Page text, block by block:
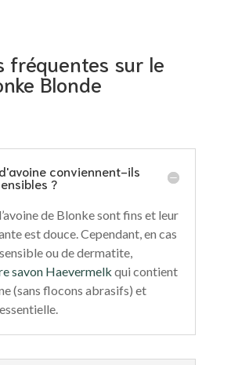
fréquentes sur le
Blonde
conviennent-ils
?
de Blonke sont fins et leur
est douce. Cependant, en cas
ou de dermatite,
savon Haevermelk qui contient
(sans flocons abrasifs) et